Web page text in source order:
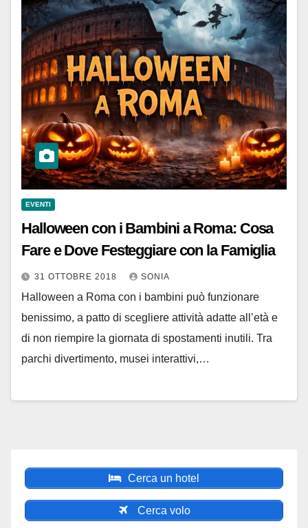
EVENTI
Halloween con i Bambini a Roma: Cosa
Fare e Dove Festeggiare con la Famiglia
31 OTTOBRE 2018 SONIA
Halloween a Roma con i bambini può funzionare
benissimo, a patto di scegliere attività adatte all’età e
di non riempire la giornata di spostamenti inutili. Tra
parchi divertimento, musei interattivi,…
Cerca un hotel
Cerca volo